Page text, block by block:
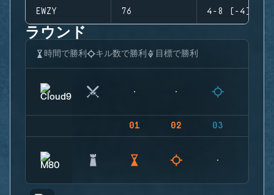
EWZY 76 4-8 (-4)
ラウンド
時間で勝利 キル数で勝利 目標で勝利
01 02 03